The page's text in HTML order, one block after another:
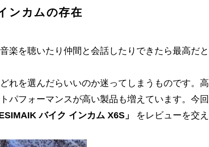
ンカムの存在
楽を聴いたり仲間と会話したりできたら最高だと
れを選んだらいいのか迷ってしまうものです。高
パフォーマンスが高い製品も増えています。今回
バイク インカム X6S」
をレビューを交え